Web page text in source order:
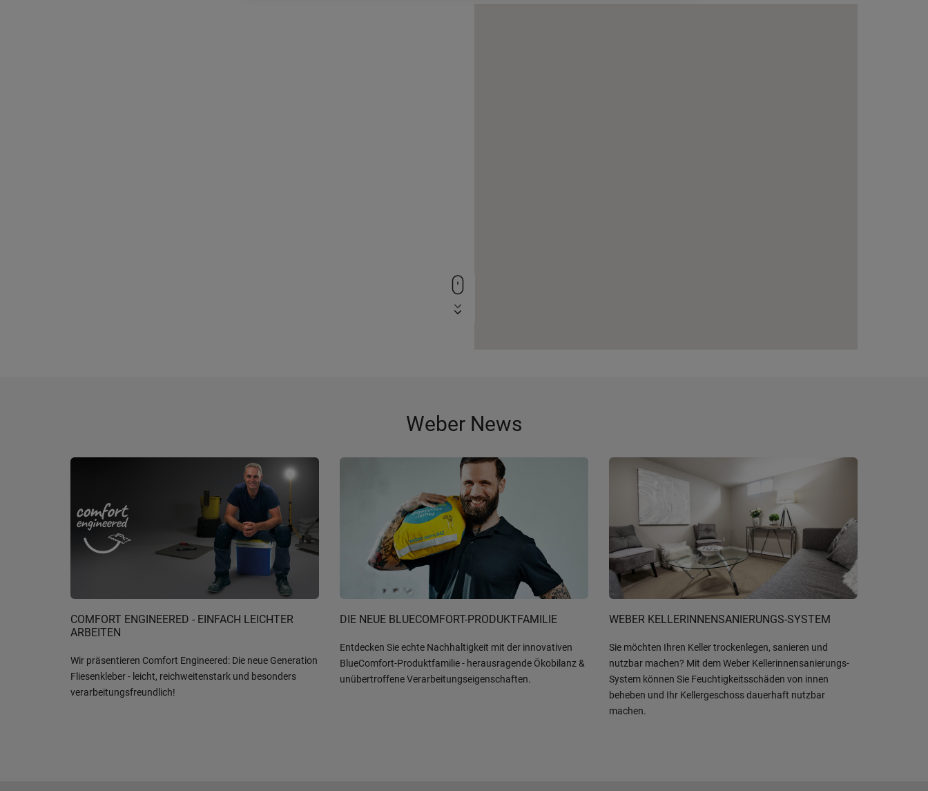
Weber News
COMFORT ENGINEERED - EINFACH LEICHTER
ARBEITEN
Wir präsentieren Comfort Engineered: Die neue Generation
Fliesenkleber - leicht, reichweitenstark und besonders
verarbeitungsfreundlich!
DIE NEUE BLUECOMFORT-PRODUKTFAMILIE
Entdecken Sie echte Nachhaltigkeit mit der innovativen
BlueComfort-Produktfamilie - herausragende Ökobilanz &
unübertroffene Verarbeitungseigenschaften.
WEBER KELLERINNENSANIERUNGS-SYSTEM
Sie möchten Ihren Keller trockenlegen, sanieren und
nutzbar machen? Mit dem Weber Kellerinnensanierungs-
System können Sie Feuchtigkeitsschäden von innen
beheben und Ihr Kellergeschoss dauerhaft nutzbar
machen.